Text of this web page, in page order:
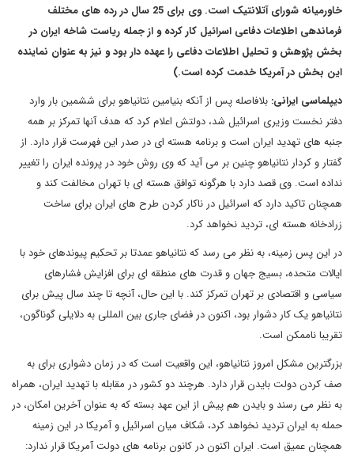
خاورمیانه شورای آتلانتیک است. وی برای 25 سال در رده های مختلف
فرماندهی اطلاعات دفاعی اسرائیل کار کرده و از جمله ریاست شاخه ایران در
بخش پژوهش و تحلیل اطلاعات دفاعی را عهده دار بود و نیز به عنوان نماینده
این بخش در آمریکا خدمت کرده است.)
دیپلماسی ایرانی: بلافاصله پس از آنکه بنیامین نتانیاهو برای ششمین بار وارد
دفتر نخست وزیری اسرائیل شد، دولتش اعلام کرد که هدف آنها تمرکز بر همه
جنبه های تهدید ایران است و برنامه هسته ای در صدر این فهرست قرار دارد. از
گفتار و کردار نتانیاهو چنین بر می آید که وی روش خود در پرونده ایران را تغییر
نداده است. وی قصد دارد با هرگونه توافق هسته ای با تهران مخالفت کند و
همچنان تاکید دارد که اسرائیل در ناکار کردن طرح های ایران برای ساخت
زرادخانه هسته ای، تردید نخواهد کرد.
در این پس زمینه، به نظر می رسد که نتانیاهو عمدتا بر تحکیم پیوندهای خود با
ایالات متحده، بسیج جهان و قدرت های منطقه ای برای افزایش فشارهای
سیاسی و اقتصادی بر تهران تمرکز کند. با این حال، آنچه تا چند سال پیش برای
نتانیاهو یک کار دشوار بود، اکنون در فضای جاری بین المللی به دلایلی گوناگون،
تقریبا ناممکن است.
بزرگترین مشکل امروز نتانیاهو، این واقعیت است که در زمان دشواری برای به
صف کردن دولت بایدن قرار دارد. هرچند دو کشور در مقابله با تهدید ایران، همراه
به نظر می رسند و بایدن هم پیش از این عهد بسته که به عنوان آخرین امکان، در
حمله به ایران تردید نخواهد کرد، شکاف میان اسرائیل و آمریکا در این زمینه
همچنان عمیق است. ایران اکنون در کانون برنامه های دولت آمریکا قرار ندارد: